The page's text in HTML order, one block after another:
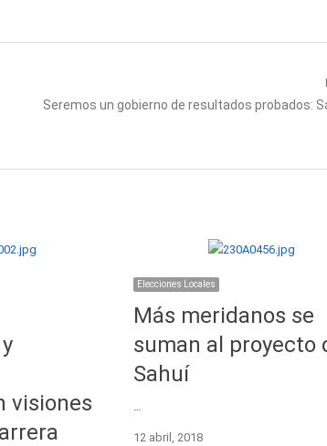
Next
Seremos un gobierno de resultados probados:
visiones
Elecciones Locales
Más meridanos se
suman al proyecto
Sahuí
12 abril, 2018